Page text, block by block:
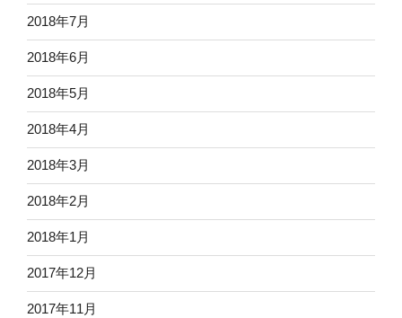
2018年7月
2018年6月
2018年5月
2018年4月
2018年3月
2018年2月
2018年1月
2017年12月
2017年11月